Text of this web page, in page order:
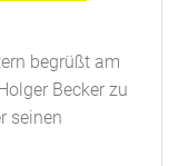
begrüßt am
Becker zu
seinen